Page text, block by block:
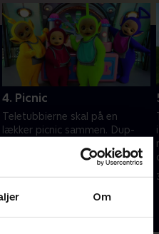
Om
4. Picnic
Teletubbierne skal på en
lækker picnic sammen. Dup-
tubbykager op på tallerkenerne
som teletubbierne kan guffe i
31. december 2020 • 12 min